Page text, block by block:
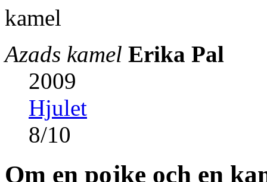
Azads kamel Erika Pal
2009
Hjulet
8/10
Om en pojke och en